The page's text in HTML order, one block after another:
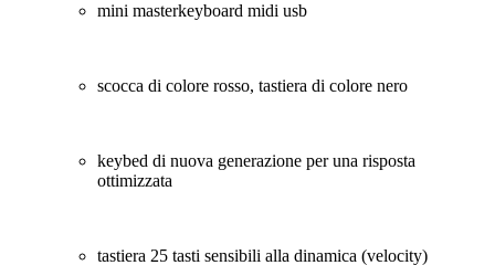
mini masterkeyboard midi usb
scocca di colore rosso, tastiera di colore nero
keybed di nuova generazione per una risposta
ottimizzata
tastiera 25 tasti sensibili alla dinamica (velocity)